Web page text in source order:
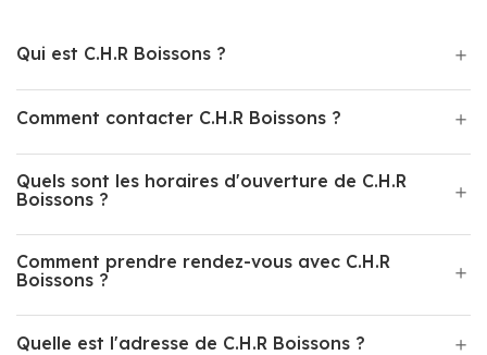
Qui est C.H.R Boissons ?
Comment contacter C.H.R Boissons ?
Quels sont les horaires d'ouverture de C.H.R
Boissons ?
Comment prendre rendez-vous avec C.H.R
Boissons ?
Quelle est l'adresse de C.H.R Boissons ?